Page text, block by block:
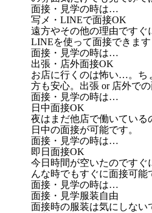
面接・見学の時は…
写メ・LINEで面接OK
遠方やその他の理由です
LINEを使って面接できます
面接・見学の時は…
出張・店外面接OK
お店に行くのは怖い…。ち
方も安心。出張 or 店外での
面接・見学の時は…
日中面接OK
夜はまだ他店で働いている
日中の面接が可能です。
面接・見学の時は…
即日面接OK
今日時間が空いたのですぐ
んな時でもすぐに面接可能
面接・見学の時は…
面接・見学服装自由
面接時の服装は気にしない